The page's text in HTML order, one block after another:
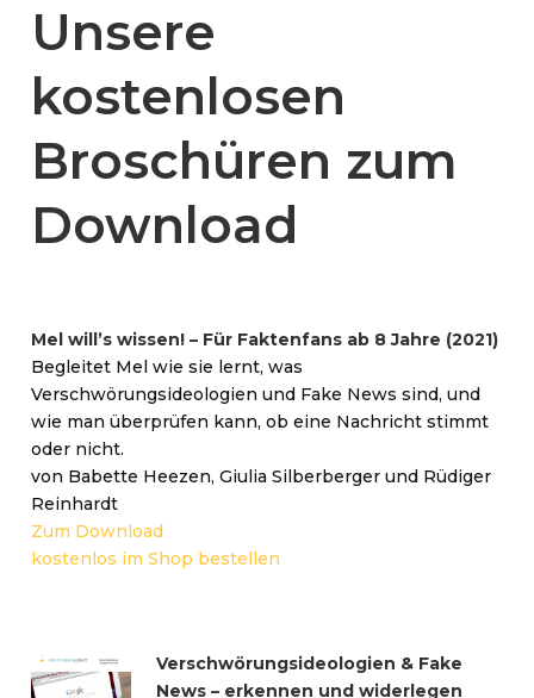
Unsere
kostenlosen
Broschüren zum
Download
Mel will’s wissen! – Für Faktenfans ab 8 Jahre (2021)
Begleitet Mel wie sie lernt, was
Verschwörungsideologien und Fake News sind, und
wie man überprüfen kann, ob eine Nachricht stimmt
oder nicht.
von Babette Heezen, Giulia Silberberger und Rüdiger
Reinhardt
Zum Download
kostenlos im Shop bestellen
Verschwörungsideologien & Fake
News – erkennen und widerlegen